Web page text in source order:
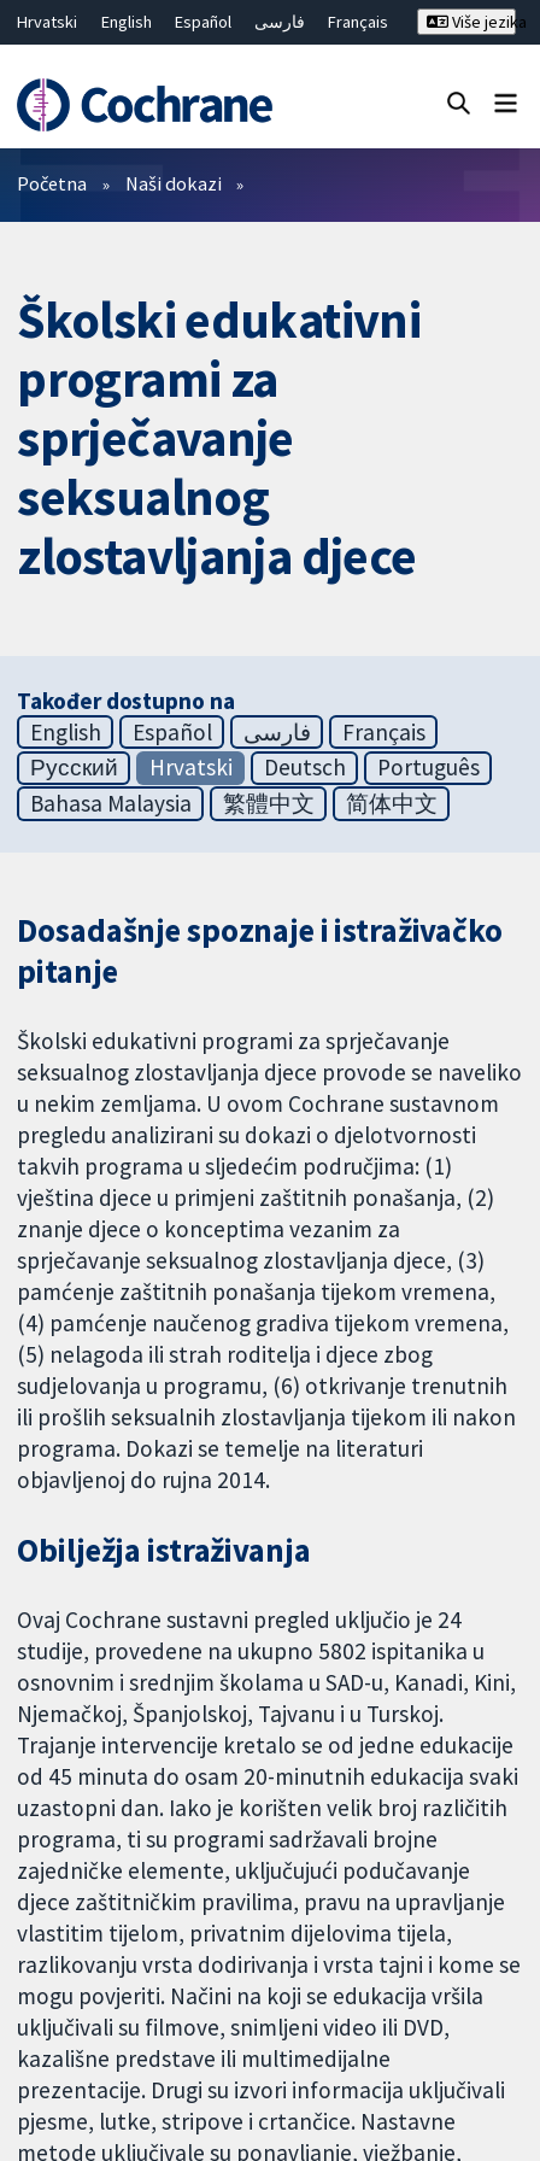
Hrvatski English Español فارسی
Français
繁體中文
简体中文
Više jezika
Prečistači
Početna Naši dokazi
Školski edukativni
programi za
sprječavanje
seksualnog
zlostavljanja djece
Također dostupno na
English
Español فارسی
Français
Русский
Hrvatski Deutsch
Português
Bahasa Malaysia
繁體中文 简体中文
Dosadašnje spoznaje i istraživačko
pitanje
Školski edukativni programi za sprječavanje
seksualnog zlostavljanja djece provode se naveliko
u nekim zemljama. U ovom Cochrane sustavnom
pregledu analizirani su dokazi o djelotvornosti
takvih programa u sljedećim područjima: (1)
vještina djece u primjeni zaštitnih ponašanja, (2)
znanje djece o konceptima vezanim za
sprječavanje seksualnog zlostavljanja djece, (3)
pamćenje zaštitnih ponašanja tijekom vremena,
(4) pamćenje naučenog gradiva tijekom vremena,
(5) nelagoda ili strah roditelja i djece zbog
sudjelovanja u programu, (6) otkrivanje trenutnih
ili prošlih seksualnih zlostavljanja tijekom ili nakon
programa. Dokazi se temelje na literaturi
objavljenoj do rujna 2014.
Obilježja istraživanja
Ovaj Cochrane sustavni pregled uključio je 24
studije, provedene na ukupno 5802 ispitanika u
osnovnim i srednjim školama u SAD-u, Kanadi, Kini,
Njemačkoj, Španjolskoj, Tajvanu i u Turskoj.
Trajanje intervencije kretalo se od jedne edukacije
od 45 minuta do osam 20-minutnih edukacija svaki
uzastopni dan. Iako je korišten velik broj različitih
programa, ti su programi sadržavali brojne
zajedničke elemente, uključujući podučavanje
djece zaštitničkim pravilima, pravu na upravljanje
vlastitim tijelom, privatnim dijelovima tijela,
razlikovanju vrsta dodirivanja i vrsta tajni i kome se
mogu povjeriti. Načini na koji se edukacija vršila
uključivali su filmove, snimljeni video ili DVD,
kazališne predstave ili multimedijalne
prezentacije. Drugi su izvori informacija uključivali
pjesme, lutke, stripove i crtančice. Nastavne
metode uključivale su ponavljanje, vježbanje,